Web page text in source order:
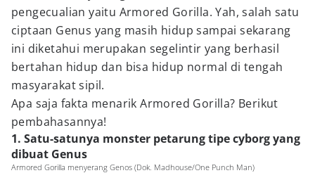
pengecualian yaitu Armored Gorilla. Yah, salah satu
ciptaan Genus yang masih hidup sampai sekarang
ini diketahui merupakan segelintir yang berhasil
bertahan hidup dan bisa hidup normal di tengah
masyarakat sipil.
Apa saja fakta menarik Armored Gorilla? Berikut
pembahasannya!
1. Satu-satunya monster petarung tipe cyborg yang
dibuat Genus
Armored Gorilla menyerang Genos (Dok. Madhouse/One Punch Man)